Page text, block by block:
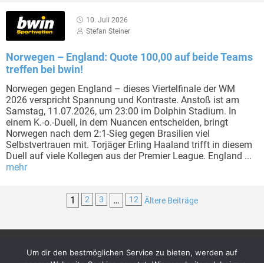
10. Juli 2026
Stefan Steiner
Norwegen – England: Quote 100,00 auf beide Teams
treffen bei bwin!
Norwegen gegen England – dieses Viertelfinale der WM
2026 verspricht Spannung und Kontraste. Anstoß ist am
Samstag, 11.07.2026, um 23:00 im Dolphin Stadium. In
einem K.-o.-Duell, in dem Nuancen entscheiden, bringt
Norwegen nach dem 2:1-Sieg gegen Brasilien viel
Selbstvertrauen mit. Torjäger Erling Haaland trifft in diesem
Duell auf viele Kollegen aus der Premier League. England ...
mehr
1 2 3 … 12 Ältere Beiträge
Archiv Über uns
Um dir den bestmöglichen Service zu bieten, werden auf